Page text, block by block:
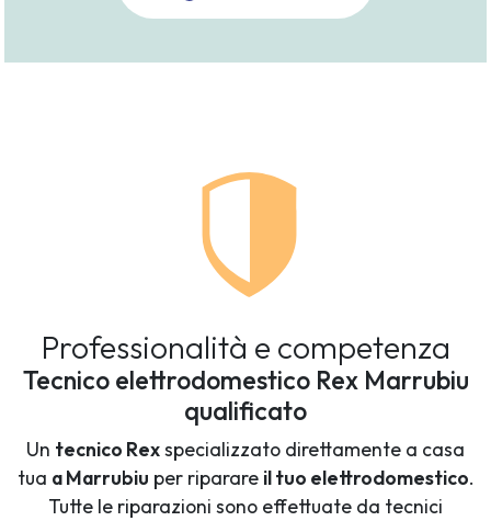
Professionalità e competenza
Tecnico elettrodomestico Rex Marrubiu
qualificato
Un tecnico Rexspecializzato direttamente a casa
tua a Marrubiu per riparare il tuo elettrodomestico.
Tutte le riparazioni sono effettuate da tecnici